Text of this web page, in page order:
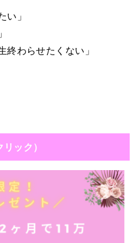
い」
終わらせたくない」
ック）